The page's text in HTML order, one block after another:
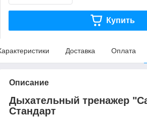
Купить
Доставка Оплата
Описание
Дыхательный тренажер
Стандарт